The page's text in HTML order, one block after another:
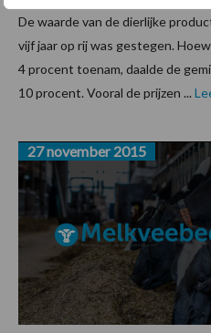
De waarde van de dierlijke
vijf jaar op rij was gestegen.
4 procent toenam, daalde de
10 procent. Vooral de prijzen ...
27 november 2015